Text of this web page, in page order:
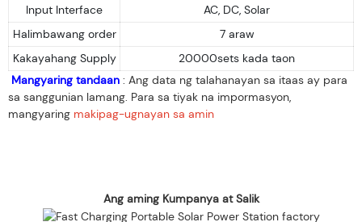
Input Interface
AC, DC, Solar
Halimbawang order
7 araw
Kakayahang Supply
20000sets kada taon
Mangyaring tandaan : Ang data ng talahanayan sa itaas ay para
sa sanggunian lamang. Para sa tiyak na impormasyon,
mangyaring makipag-ugnayan sa amin
Ang aming Kumpanya at Salik